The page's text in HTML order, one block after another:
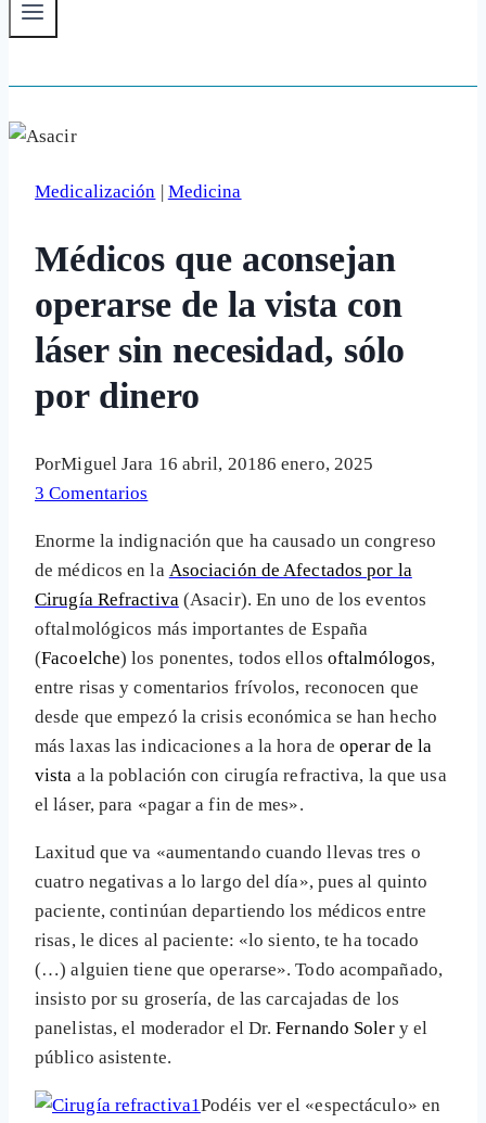
Medicalización | Medicina
Médicos que aconsejan
operarse de la vista con
láser sin necesidad, sólo
por dinero
PorMiguel Jara 16 abril, 20186 enero, 2025
3 Comentarios
Enorme la indignación que ha causado un congreso
de médicos en la Asociación de Afectados por la
Cirugía Refractiva(Asacir). En uno de los eventos
oftalmológicos más importantes de España
(Facoelche) los ponentes, todos ellos oftalmólogos,
entre risas y comentarios frívolos, reconocen que
desde que empezó la crisis económica se han hecho
más laxas las indicaciones a la hora deoperar de la
vista a la población con cirugía refractiva, la que usa
el láser, para «pagar a fin de mes».
Laxitud que va «aumentando cuando llevas tres o
cuatro negativas a lo largo del día», pues al quinto
paciente, continúan departiendo los médicos entre
risas, le dices al paciente: «lo siento, te ha tocado
(…) alguien tiene que operarse». Todo acompañado,
insisto por su grosería, de las carcajadas de los
panelistas, el moderador el Dr.Fernando Solery el
público asistente.
Podéis ver el «espectáculo» en